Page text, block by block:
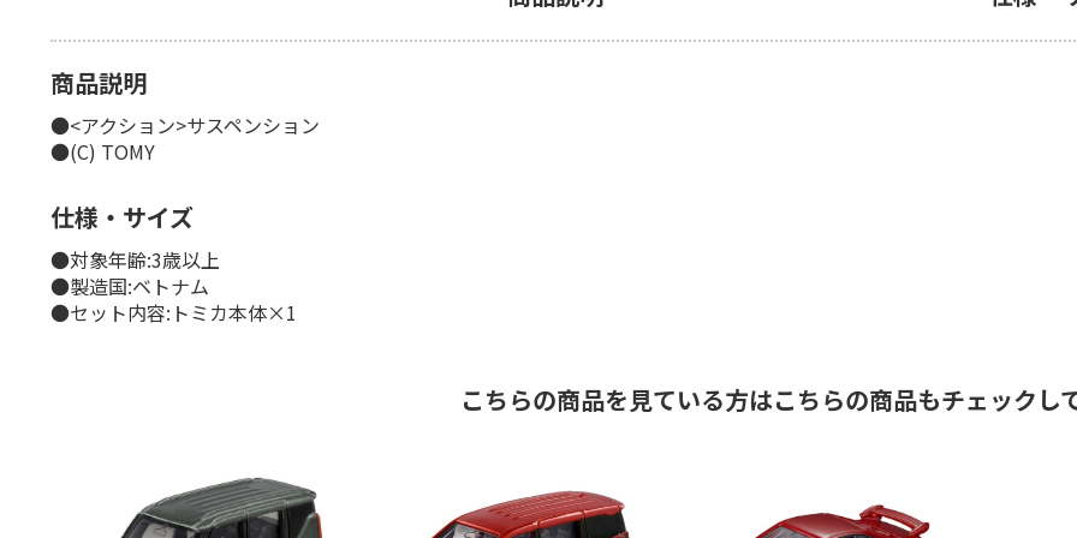
商品説明
●<アクション>サスペンション
●(C) TOMY
仕様・サイズ
●対象年齢:3歳以上
●製造国:ベトナム
●セット内容:トミカ本体×1
こちらの商品を見ている方はこちらの商品もチェックし